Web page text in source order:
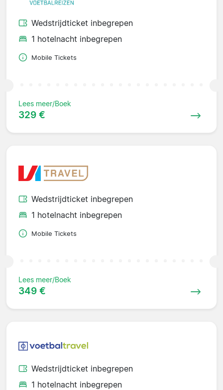
Wedstrijdticket inbegrepen
1 hotelnacht inbegrepen
Mobile Tickets
Lees meer/Boek
329 €
Wedstrijdticket inbegrepen
1 hotelnacht inbegrepen
Mobile Tickets
Lees meer/Boek
349 €
Wedstrijdticket inbegrepen
1 hotelnacht inbegrepen